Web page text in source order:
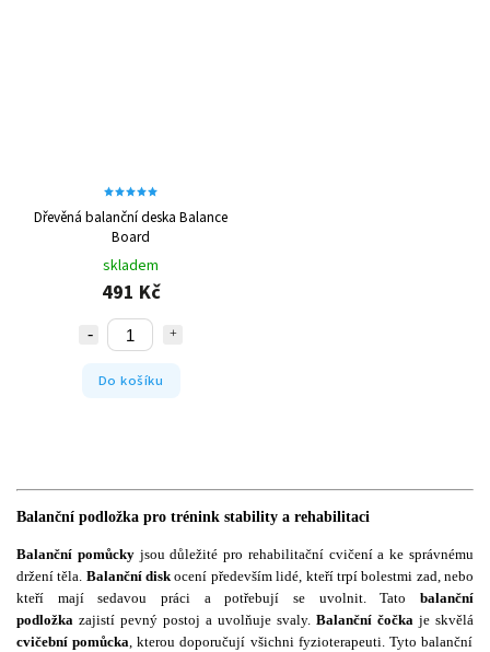
Dřevěná balanční deska Balance
Board
skladem
491 Kč
Do košíku
Balanční podložka pro trénink stability a rehabilitaci
Balanční pomůckyjsou důležité pro rehabilitační cvičení a ke správnému
držení těla. Balanční diskocení především lidé, kteří trpí bolestmi zad, nebo
kteří mají sedavou práci a potřebují se uvolnit. Tato balanční
podložka zajistí pevný postoj a uvolňuje svaly. Balanční čočka je skvělá
cvičební pomůcka, kterou doporučují všichni fyzioterapeuti. Tyto balanční